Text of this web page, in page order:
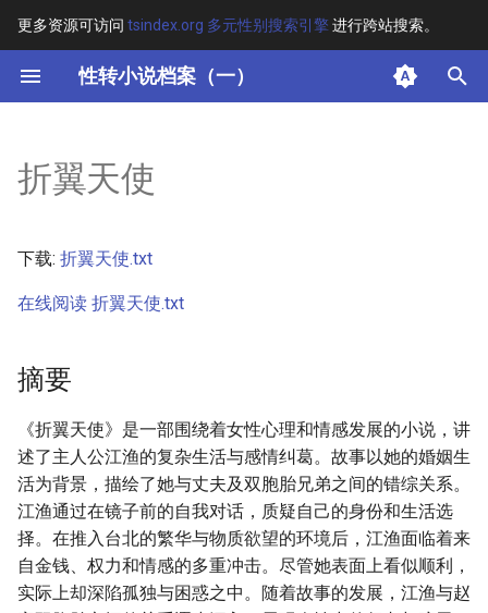
更多资源可访问 tsindex.org 多元性别搜索引擎进行跨站搜索。
性转小说档案（一）
键
开
搜
索
其他信息 [Processed Page
折翼天使
下载: 折翼天使.txt
在线阅读 折翼天使.txt
摘要
《折翼天使》是一部围绕着女性心理和情感发展的小说，讲
述了主人公江渔的复杂生活与感情纠葛。故事以她的婚姻生
活为背景，描绘了她与丈夫及双胞胎兄弟之间的错综关系。
江渔通过在镜子前的自我对话，质疑自己的身份和生活选
择。在推入台北的繁华与物质欲望的环境后，江渔面临着来
自金钱、权力和情感的多重冲击。尽管她表面上看似顺利，
实际上却深陷孤独与困惑之中。随着故事的发展，江渔与赵